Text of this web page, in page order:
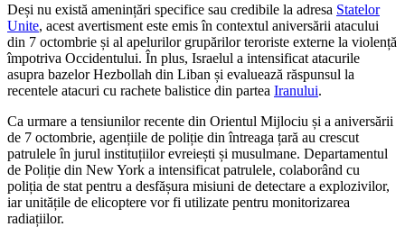
Deși nu există amenințări specifice sau credibile la adresa Statelor
Unite, acest avertisment este emis în contextul aniversării atacului
din 7 octombrie și al apelurilor grupărilor teroriste externe la violență
împotriva Occidentului. În plus, Israelul a intensificat atacurile
asupra bazelor Hezbollah din Liban și evaluează răspunsul la
recentele atacuri cu rachete balistice din partea Iranului.
Ca urmare a tensiunilor recente din Orientul Mijlociu și a aniversării
de 7 octombrie, agențiile de poliție din întreaga țară au crescut
patrulele în jurul instituțiilor evreiești și musulmane. Departamentul
de Poliție din New York a intensificat patrulele, colaborând cu
poliția de stat pentru a desfășura misiuni de detectare a explozivilor,
iar unitățile de elicoptere vor fi utilizate pentru monitorizarea
radiațiilor.